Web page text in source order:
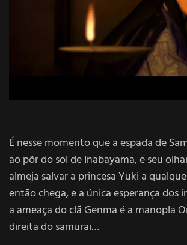
É nesse momento que a espada de
ao pôr do sol de Inabayama, e seu
almeja salvar a princesa Yuki a
então chega, e a única esperança dos
a ameaça do clã Genma é a manopla
direita do samurai…